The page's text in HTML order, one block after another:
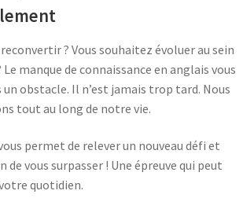
? Vous souhaitez évoluer au sein
manque de connaissance en anglais vous
un obstacle. Il n’est jamais trop tard. Nous
tout au long de notre vie.
permet de relever un nouveau défi et
de vous surpasser ! Une épreuve qui peut
quotidien.